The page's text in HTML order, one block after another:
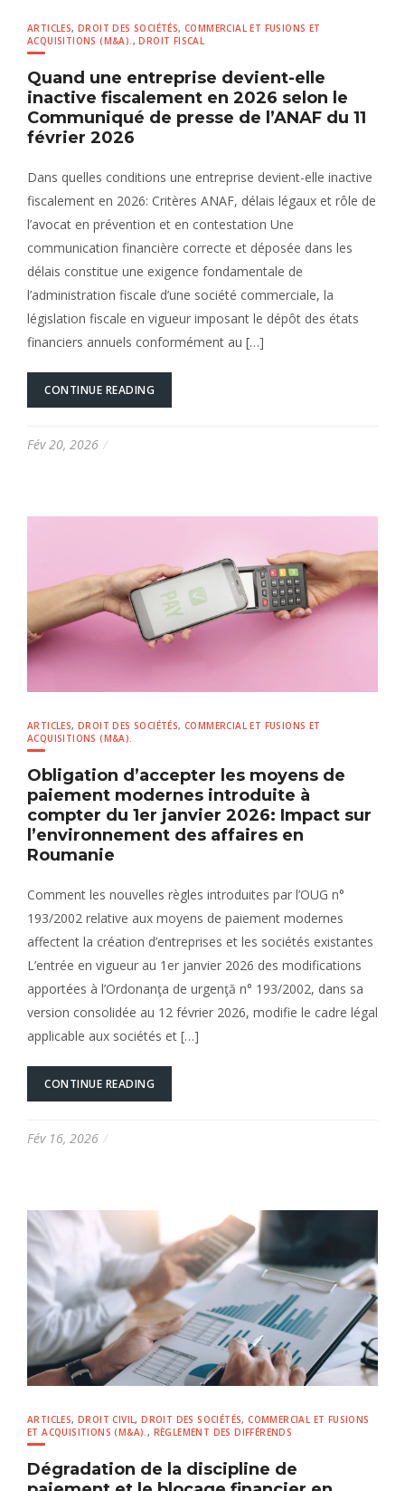
ARTICLES,DROIT DES SOCIÉTÉS, COMMERCIAL ET FUSIONS ET
ACQUISITIONS (M&A). ,DROIT FISCAL
Quand une entreprise devient-elle
inactive fiscalement en 2026 selon le
Communiqué de presse de l’ANAF du 11
février 2026
Dans quelles conditions une entreprise devient-elle inactive
fiscalement en 2026: Critères ANAF, délais légaux et rôle de
l’avocat en prévention et en contestation Une
communication financière correcte et déposée dans les
délais constitue une exigence fondamentale de
l’administration fiscale d’une société commerciale, la
législation fiscale en vigueur imposant le dépôt des états
financiers annuels conformément au […]
CONTINUE READING
Fév 20, 2026
ARTICLES,DROIT DES SOCIÉTÉS, COMMERCIAL ET FUSIONS ET
ACQUISITIONS (M&A).
Obligation d’accepter les moyens de
paiement modernes introduite à
compter du 1er janvier 2026: Impact sur
l’environnement des affaires en
Roumanie
Comment les nouvelles règles introduites par l’OUG n°
193/2002 relative aux moyens de paiement modernes
affectent la création d’entreprises et les sociétés existantes
L’entrée en vigueur au 1er janvier 2026 des modifications
apportées à l’Ordonanţa de urgenţă n° 193/2002, dans sa
version consolidée au 12 février 2026, modifie le cadre légal
applicable aux sociétés et […]
CONTINUE READING
Fév 16, 2026
ARTICLES,DROIT CIVIL,DROIT DES SOCIÉTÉS, COMMERCIAL ET FUSIONS
ET ACQUISITIONS (M&A). , RÈGLEMENT DES DIFFÉRENDS
Dégradation de la discipline de